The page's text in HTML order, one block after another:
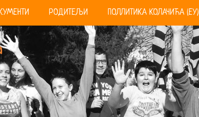
РОДИТЕЉИ ПОЛЛИТИКА КОЛАЧИЋА (ЕУ)